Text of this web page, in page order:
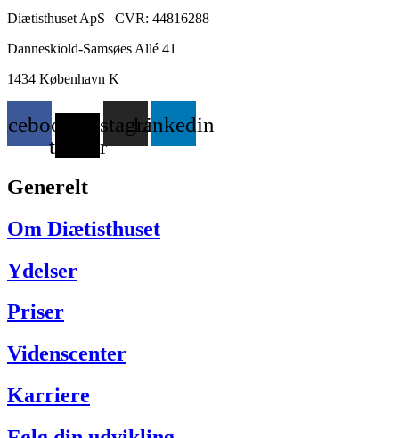
Diætisthuset ApS | CVR: 44816288
Danneskiold-Samsøes Allé 41
1434 København K
twitter
InstagramLinkedin
Generelt
Om Diætisthuset
Ydelser
Priser
Videnscenter
Karriere